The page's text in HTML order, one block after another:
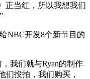
正当红，所以我想我们
NBC开发8个新节目的
我们就与Ryan的制作
们投拍，我们购买，